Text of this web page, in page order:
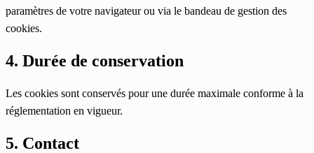
paramètres de votre navigateur ou via le bandeau de gestion des
cookies.
4. Durée de conservation
Les cookies sont conservés pour une durée maximale conforme à la
réglementation en vigueur.
5. Contact